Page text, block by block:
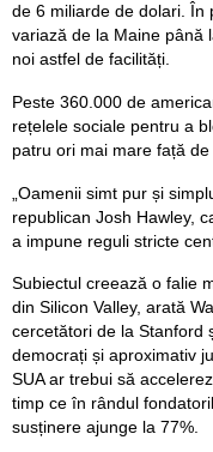
de 6 miliarde de dolari. În
variază de la Maine până
noi astfel de facilități.
Peste 360.000 de
rețelele sociale pentru a
patru ori mai mare față
„Oamenii simt pur și
republican Josh Hawley,
a impune reguli stricte
Subiectul creează o falie
din Silicon Valley, arată
cercetători de la Stanford
democrați și aproximativ
SUA ar trebui să
timp ce în rândul
susținere ajunge la 77%.